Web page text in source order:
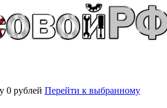
0 рублей Перейти к выбранному